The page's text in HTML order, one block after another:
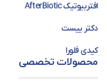
افتربیوتیک AfterBiotic
دکتر ییست
کیدی فلورا
محصولات تخصصی